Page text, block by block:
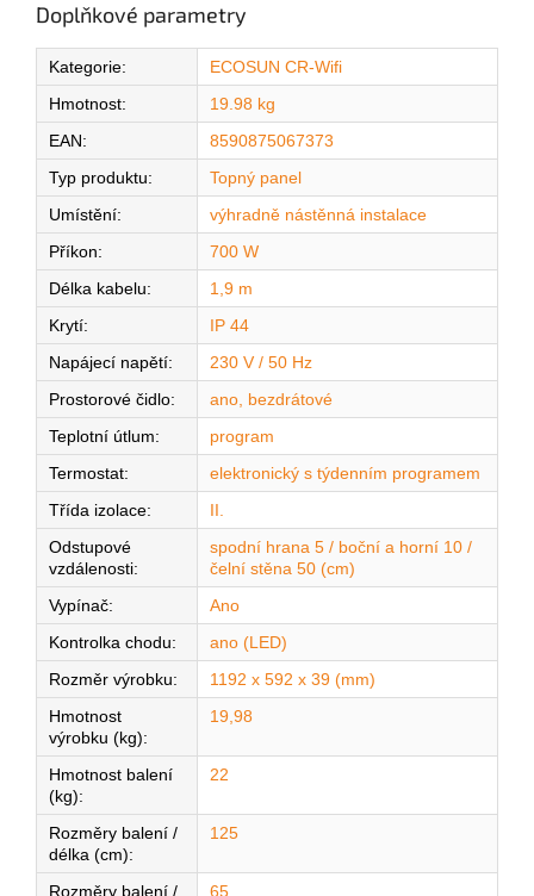
Doplňkové parametry
Kategorie:
ECOSUN CR-Wifi
Hmotnost:
19.98 kg
EAN:
8590875067373
Typ produktu:
Topný panel
Umístění:
výhradně nástěnná instalace
Příkon:
700 W
Délka kabelu:
1,9 m
Krytí:
IP 44
Napájecí napětí:
230 V / 50 Hz
Prostorové čidlo:
ano, bezdrátové
Teplotní útlum:
program
Termostat:
elektronický s týdenním programem
Třída izolace:
II.
Odstupové
vzdálenosti:
spodní hrana 5 / boční a horní 10 /
čelní stěna 50 (cm)
Vypínač:
Ano
Kontrolka chodu:
ano (LED)
Rozměr výrobku:
1192 x 592 x 39 (mm)
Hmotnost
výrobku (kg):
19,98
Hmotnost balení
(kg):
22
Rozměry balení /
délka (cm):
125
Rozměry balení / 65